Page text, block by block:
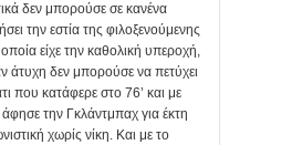
δεν μπορούσε σε κανένα
την εστία της φιλοξενούμενης
είχε την καθολική υπεροχή,
άτυχη δεν μπορούσε να πετύχει
που κατάφερε στο 76’ και με
την Γκλάντμπαχ για έκτη
χωρίς νίκη. Και με το